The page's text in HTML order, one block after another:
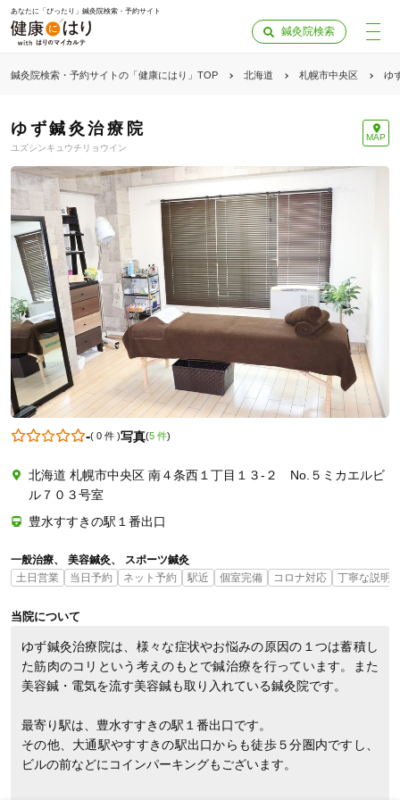
あなたに「ぴったり」鍼灸院検索・予約サイト
鍼灸院検索
鍼灸院検索・予約サイトの「健康にはり」TOP 北海道 札幌市中央区 ゆ
ゆず鍼灸治療院
ユズシンキュウチリョウイン
MAP
-( 0 件)写真(5 件)
北海道 札幌市中央区 南４条西１丁目１３-２ No.５ミカエルビ
ル７０３号室
豊水すすきの駅１番出口
一般治療 美容鍼灸
スポーツ鍼灸
土日営業
当日予約 ネット予約 駅近 個室完備 コロナ対応 丁寧な説明
当院について
ゆず鍼灸治療院は、様々な症状やお悩みの原因の１つは蓄積し
た筋肉のコリという考えのもとで鍼治療を行っています。また
美容鍼・電気を流す美容鍼も取り入れている鍼灸院です。
最寄り駅は、豊水すすきの駅１番出口です。
その他、大通駅やすすきの駅出口からも徒歩５分圏内ですし、
ビルの前などにコインパーキングもございます。
「健康にはりを見た」
07084991255